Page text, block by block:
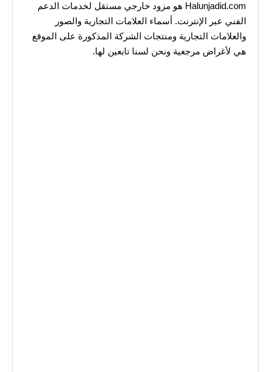
Halunjadid.com هو مزود خارجي مستقل لخدمات الدعم
الفني عبر الإنترنت. أسماء العلامات التجارية والصور
والعلامات التجارية ومنتجات الشركة المذكورة على الموقع
هي لأغراض مرجعية ونحن لسنا تابعين لها.